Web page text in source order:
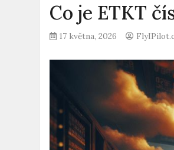
Co je ETKT
17 května, 2026